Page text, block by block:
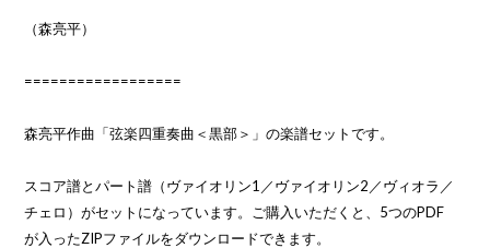
（森亮平）
==================
森亮平作曲「弦楽四重奏曲＜黒部＞」の楽譜セットです。
スコア譜とパート譜（ヴァイオリン1／ヴァイオリン2／ヴィオラ／
チェロ）がセットになっています。ご購入いただくと、5つのPDF
が入ったZIPファイルをダウンロードできます。